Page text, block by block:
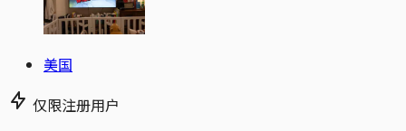
美国
仅限注册用户